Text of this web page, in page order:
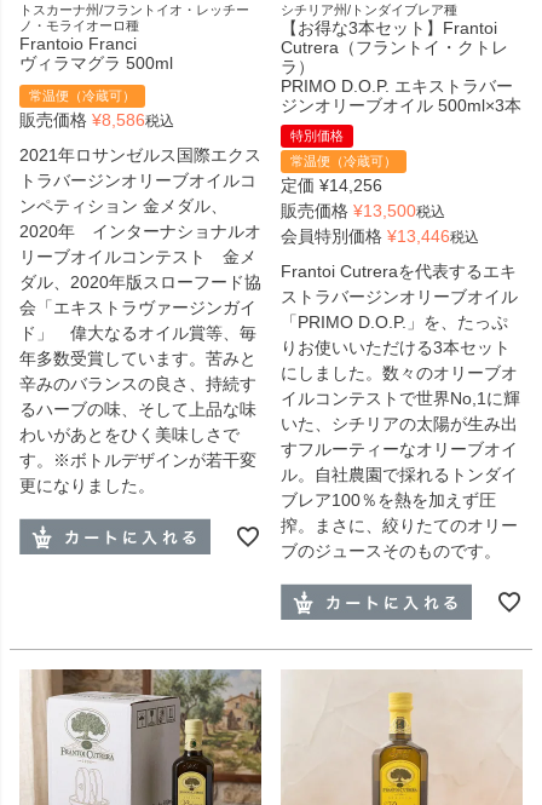
トスカーナ州/フラントイオ・レッチー
ノ・モライオーロ種
Frantoio Franci
ヴィラマグラ 500ml
常温便（冷蔵可）
販売価格 ¥8,586税込
2021年ロサンゼルス国際エクス
トラバージンオリーブオイルコ
ンペティション 金メダル、
2020年 インターナショナルオ
リーブオイルコンテスト 金メ
ダル、2020年版スローフード協
会「エキストラヴァージンガイ
ド」 偉大なるオイル賞等、毎
年多数受賞しています。苦みと
辛みのバランスの良さ、持続す
るハーブの味、そして上品な味
わいがあとをひく美味しさで
す。※ボトルデザインが若干変
更になりました。
シチリア州/トンダイブレア種
【お得な3本セット】Frantoi
Cutrera（フラントイ・クトレ
ラ）
PRIMO D.O.P. エキストラバー
ジンオリーブオイル 500ml×3本
特別価格
常温便（冷蔵可）
定価 ¥14,256
販売価格 ¥13,500税込
会員特別価格 ¥13,446税込
Frantoi Cutreraを代表するエキ
ストラバージンオリーブオイル
「PRIMO D.O.P.」を、たっぷ
りお使いいただける3本セット
にしました。数々のオリーブオ
イルコンテストで世界No,1に輝
いた、シチリアの太陽が生み出
すフルーティーなオリーブオイ
ル。自社農園で採れるトンダイ
ブレア100％を熱を加えず圧
搾。まさに、絞りたてのオリー
ブのジュースそのものです。